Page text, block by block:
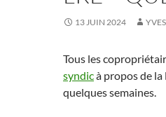
13 JUIN 2024
Tous les
syndicà propos de la
quelques semaines.